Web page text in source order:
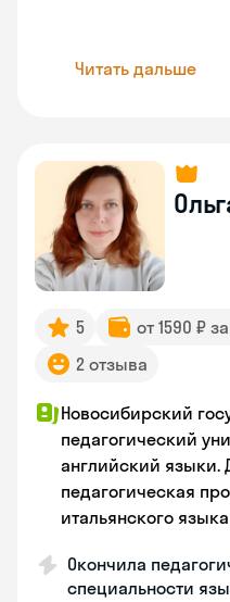
Читать дальше
5 от 1590 ₽
2 отзыва
Новосибирский
педагогический
английский языки.
педагогическая
итальянского языка
Окончила
специальности